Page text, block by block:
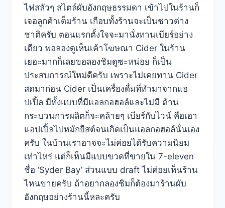
ไฟสลัวๆ สไตล์ผับอังกฤษธรรมดา เข้าไปในร้านก็
เจอลูกค้าเต็มร้าน เกือบทั้งร้านจะเป็นชาวต่าง
ชาติครับ ตอนแรกตั้งใจจะมานั่งทานเบียร์อย่าง
เดียว พอลองดูเห็นเค้าโฆษณา Cider ในร้าน
เยอะมากก็เลยขอลองชิมดูซะหน่อย ก็เป็น
ประสบการณ์ใหม่ดีครับ เพราะไม่เคยทาน Cider
สดมาก่อน Cider เป็นเครื่องดื่มที่ทำมาจากแอ
ปเปิ้ล มีทั้งแบบที่มีแอลกอฮอล์และไม่มี ด้าน
กระบวนการผลิตก็จะคล้ายๆ เบียร์กับไวน์ คือเอา
แอปเปิ้ลไปหมักยีสต์จนเกิดเป็นแอลกอฮอล์นั่นเอง
ครับ ในบ้านเราอาจจะไม่ค่อยได้รับความนิยม
เท่าไหร่ แต่ก็เห็นมีแบบขวดที่ขายใน 7-eleven
ชื่อ ‘Syder Bay’ ส่วนแบบ draft ไม่ค่อยเห็นร้าน
ไหนขายครับ ถ้าอยากลองชิมก็ต้องมาร้านผับ
อังกฤษอย่างร้านนี้หละครับ